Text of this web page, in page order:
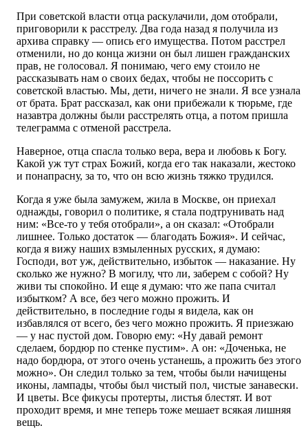
При советской власти отца раскулачили, дом отобрали,
приговорили к расстрелу. Два года назад я получила из
архива справку — опись его имущества. Потом расстрел
отменили, но до конца жизни он был лишен гражданских
прав, не голосовал. Я понимаю, чего ему стоило не
рассказывать нам о своих бедах, чтобы не поссорить с
советской властью. Мы, дети, ничего не знали. Я все узнала
от брата. Брат рассказал, как они прибежали к тюрьме, где
назавтра должны были расстрелять отца, а потом пришла
телеграмма с отменой расстрела.
Наверное, отца спасла только вера, вера и любовь к Богу.
Какой уж тут страх Божий, когда его так наказали, жестоко
и понапрасну, за то, что он всю жизнь тяжко трудился.
Когда я уже была замужем, жила в Москве, он приехал
однажды, говорил о политике, я стала подтрунивать над
ним: «Все-то у тебя отобрали», а он сказал: «Отобрали
лишнее. Только достаток — благодать Божия». И сейчас,
когда я вижу наших взмыленных русских, я думаю:
Господи, вот уж, действительно, избыток — наказание. Ну
сколько же нужно? В могилу, что ли, заберем с собой? Ну
живи ты спокойно. И еще я думаю: что же папа считал
избытком? А все, без чего можно прожить. И
действительно, в последние годы я видела, как он
избавлялся от всего, без чего можно прожить. Я приезжаю
— у нас пустой дом. Говорю ему: «Ну давай ремонт
сделаем, бордюр по стенке пустим». А он: «Доченька, не
надо бордюра, от этого очень устанешь, а прожить без этого
можно». Он следил только за тем, чтобы были начищены
иконы, лампады, чтобы был чистый пол, чистые занавески.
И цветы. Все фикусы протерты, листья блестят. И вот
проходит время, и мне теперь тоже мешает всякая лишняя
вещь.